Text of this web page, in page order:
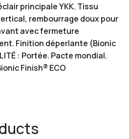
principale YKK. Tissu
rembourrage doux pour
avec fermeture
Finition déperlante (Bionic
: Portée. Pacte mondial.
Finish® ECO